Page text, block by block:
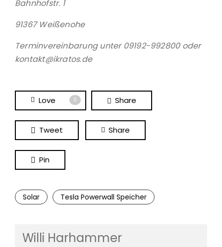
Bahnhofstr. 1
91367 Weißenohe
Terminvereinbarung unter 09192-992800 oder
kontakt@ikratos.de
Love 0 Share
Tweet Share
Pin
Solar Tesla Powerwall Speicher
Willi Harhammer